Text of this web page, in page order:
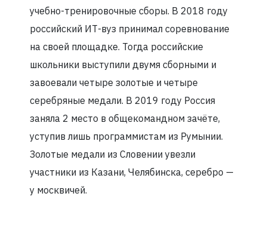
учебно-тренировочные сборы. В 2018 году
российский ИТ-вуз принимал соревнование
на своей площадке. Тогда российские
школьники выступили двумя сборными и
завоевали четыре золотые и четыре
серебряные медали. В 2019 году Россия
заняла 2 место в общекомандном зачёте,
уступив лишь программистам из Румынии.
Золотые медали из Словении увезли
участники из Казани, Челябинска, серебро —
у москвичей.